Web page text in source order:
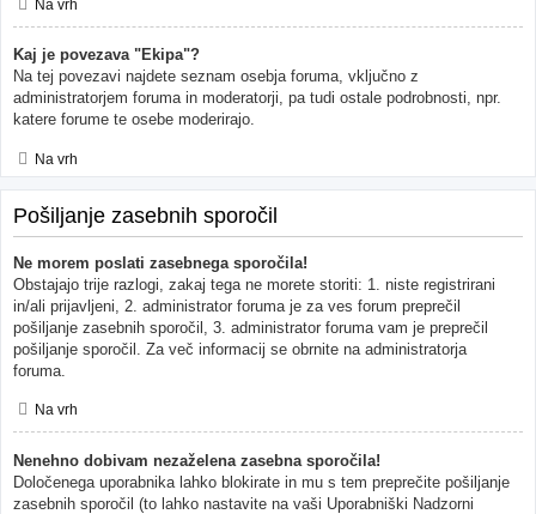
Na vrh
Kaj je povezava "Ekipa"?
Na tej povezavi najdete seznam osebja foruma, vključno z
administratorjem foruma in moderatorji, pa tudi ostale podrobnosti, npr.
katere forume te osebe moderirajo.
Na vrh
Pošiljanje zasebnih sporočil
Ne morem poslati zasebnega sporočila!
Obstajajo trije razlogi, zakaj tega ne morete storiti: 1. niste registrirani
in/ali prijavljeni, 2. administrator foruma je za ves forum preprečil
pošiljanje zasebnih sporočil, 3. administrator foruma vam je preprečil
pošiljanje sporočil. Za več informacij se obrnite na administratorja
foruma.
Na vrh
Nenehno dobivam nezaželena zasebna sporočila!
Določenega uporabnika lahko blokirate in mu s tem preprečite pošiljanje
zasebnih sporočil (to lahko nastavite na vaši Uporabniški Nadzorni